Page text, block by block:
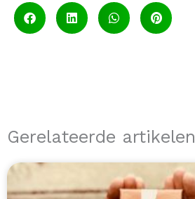
Gerelateerde artikelen